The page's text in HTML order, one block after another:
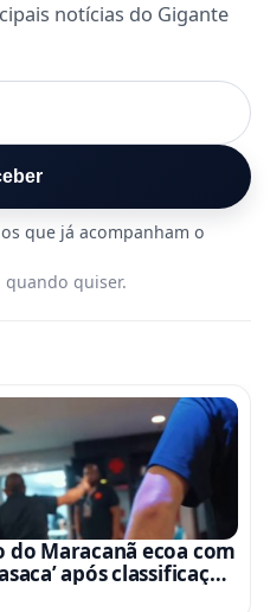
notícias do Gigante
quando quiser.
do Maracanã ecoa com
após classificação